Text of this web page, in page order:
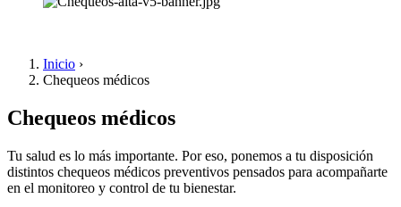
Inicio ›
Chequeos médicos
Chequeos médicos
Tu salud es lo más importante. Por eso, ponemos a tu disposición
distintos chequeos médicos preventivos pensados para acompañarte
en el monitoreo y control de tu bienestar.